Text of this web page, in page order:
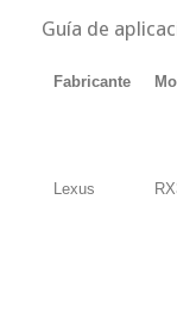
Guía de
Fabricante
Lexus